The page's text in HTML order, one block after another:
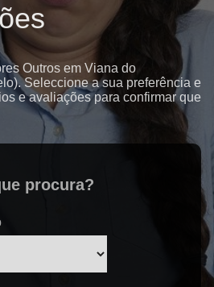
Outros em Viana do
Seleccione a sua preferência e
e avaliações para confirmar que
procura?